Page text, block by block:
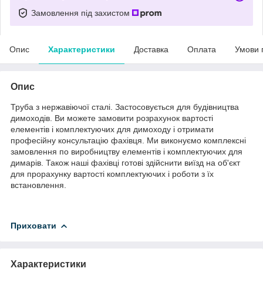
Замовлення під захистом
Опис Характеристики Доставка Оплата Умови
Опис
Труба з нержавіючої сталі. Застосовується для будівництва
димоходів. Ви можете замовити розрахунок вартості
елементів і комплектуючих для димоходу і отримати
професійну консультацію фахівця. Ми виконуємо комплексні
замовлення по виробництву елементів і комплектуючих для
димарів. Також наші фахівці готові здійснити виїзд на об'єкт
для прорахунку вартості комплектуючих і роботи з їх
встановлення.
Приховати
Характеристики